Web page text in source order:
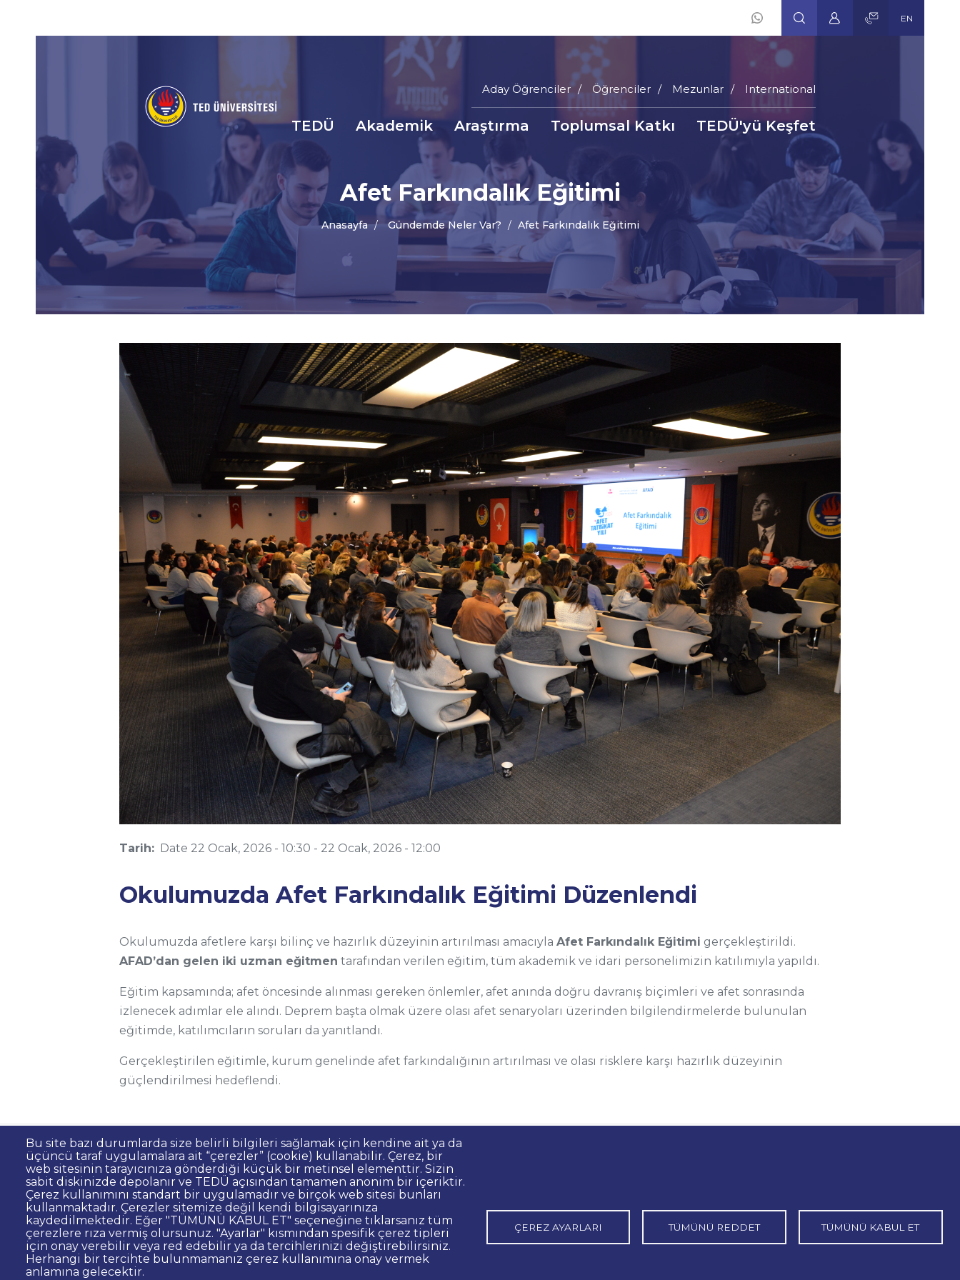
Social
EN
Main
Menu
Top
Aday Öğrenciler Öğrenciler Mezunlar International
gezinti
menüsü
TEDÜ Akademik Araştırma Toplumsal Katkı TEDÜ'yü Keşfet
Afet Farkındalık Eğitimi
Anasayfa Gündemde Neler Var? Afet Farkındalık Eğitimi
Tarih: Date 22 Ocak, 2026 - 10:30 - 22 Ocak, 2026 - 12:00
Okulumuzda Afet Farkındalık Eğitimi Düzenlendi
Okulumuzda afetlere karşı bilinç ve hazırlık düzeyinin artırılması amacıyla Afet Farkındalık Eğitimi gerçekleştirildi.
AFAD’dan gelen iki uzman eğitmen tarafından verilen eğitim, tüm akademik ve idari personelimizin katılımıyla yapıldı.
Eğitim kapsamında; afet öncesinde alınması gereken önlemler, afet anında doğru davranış biçimleri ve afet sonrasında
izlenecek adımlar ele alındı. Deprem başta olmak üzere olası afet senaryoları üzerinden bilgilendirmelerde bulunulan
eğitimde, katılımcıların soruları da yanıtlandı.
Gerçekleştirilen eğitimle, kurum genelinde afet farkındalığının artırılması ve olası risklere karşı hazırlık düzeyinin
güçlendirilmesi hedeflendi.
Bu site bazı durumlarda size belirli bilgileri sağlamak için kendine ait ya da
üçüncü taraf uygulamalara ait “çerezler” (cookie) kullanabilir. Çerez, bir
web sitesinin tarayıcınıza gönderdiği küçük bir metinsel elementtir. Sizin
sabit diskinizde depolanır ve TEDÜ açısından tamamen anonim bir içeriktir.
Çerez kullanımını standart bir uygulamadır ve birçok web sitesi bunları
kullanmaktadır. Çerezler sitemize değil kendi bilgisayarınıza
kaydedilmektedir. Eğer "TÜMÜNÜ KABUL ET" seçeneğine tıklarsanız tüm
çerezlere rıza vermiş olursunuz. "Ayarlar" kısmından spesifik çerez tipleri
için onay verebilir veya red edebilir ya da tercihlerinizi değiştirebilirsiniz.
Herhangi bir tercihte bulunmamanız çerez kullanımına onay vermek
anlamına gelecektir.
ÇEREZ AYARLARI TÜMÜNÜ REDDET TÜMÜNÜ KABUL ET
Dipnot
Sıkça Sorulan Sorular Kişisel Verilerin Korunması Gizlilik Politikası
Site Yöneticisi İletişim
İhale ve Satınalma İlanları Açık Rıza Kurumsal Kimlik
© TED Üniversitesi. Ziya Gökalp Caddesi No:48 06420, Kolej Çankaya ANKARA
TED
Üniversitesi
Twitter
TED
Üniversitesi
TED
Üniversitesi
TED
Üniversitesi
TED
Üniversitesi
WhatsApp